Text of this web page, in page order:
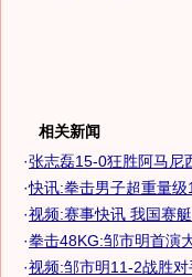
相关新闻
·张志磊15-0狂胜阿马尼
·快讯:拳击男子超重量
·视频:赛事快讯 我国赛
·拳击48KG:邹市明首演
·视频:邹市明11-2战胜